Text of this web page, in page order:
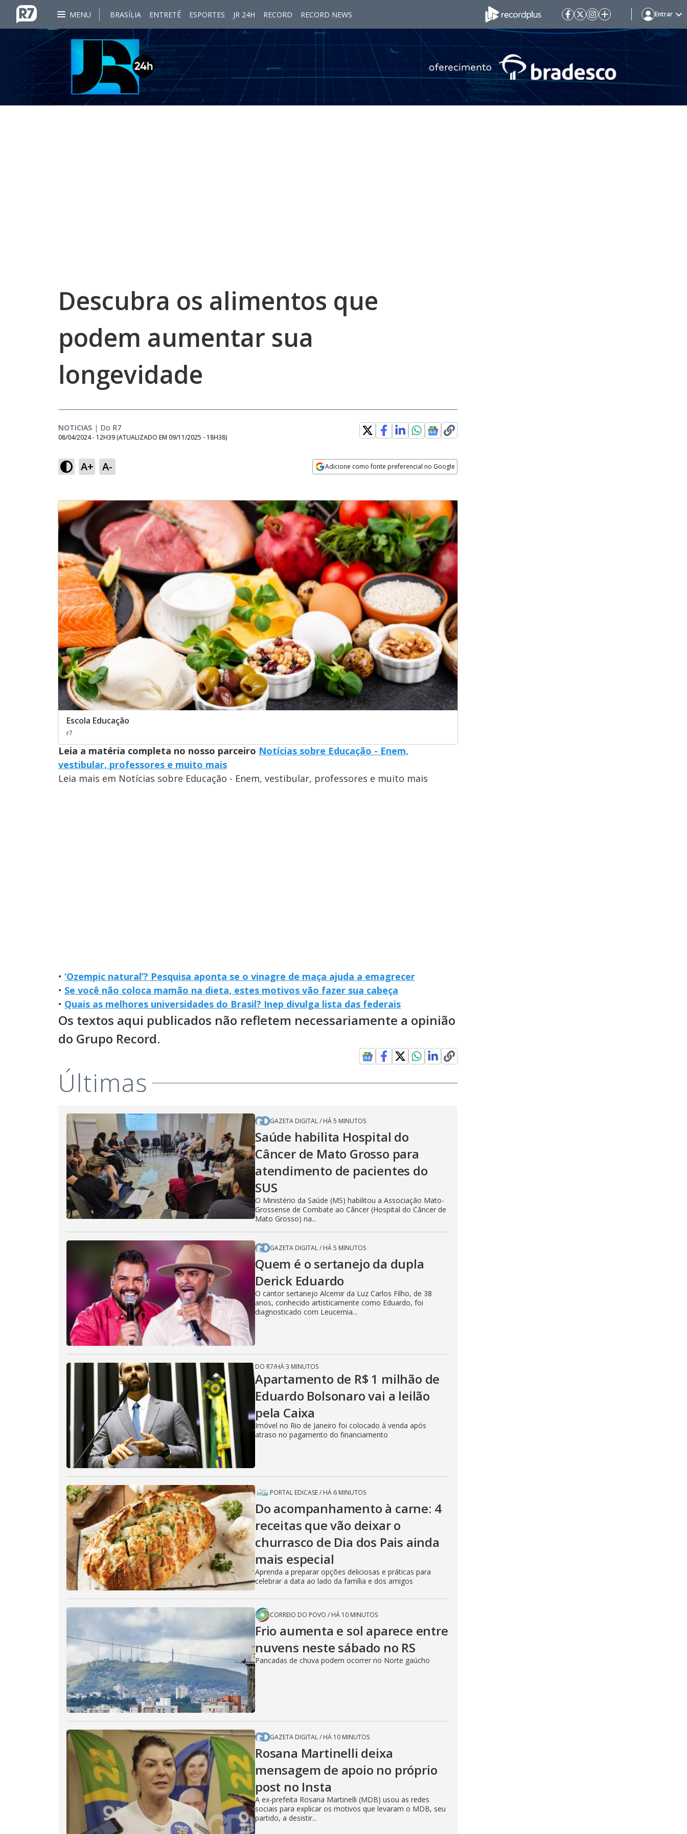
MENU BRASÍLIA ENTRETÊ ESPORTES JR 24H RECORD RECORD NEWS Entrar
Descubra os alimentos que
podem aumentar sua
longevidade
NOTICIAS | Do R7
08/04/2024 - 12H39 (ATUALIZADO EM 09/11/2025 - 18H38)
A+ A- Adicione como fonte preferencial no Google
Escola Educação
r7
Leia a matéria completa no nosso parceiro Notícias sobre Educação - Enem,
vestibular, professores e muito mais
Leia mais em Notícias sobre Educação - Enem, vestibular, professores e muito mais
• ‘Ozempic natural’? Pesquisa aponta se o vinagre de maça ajuda a emagrecer
• Se você não coloca mamão na dieta, estes motivos vão fazer sua cabeça
• Quais as melhores universidades do Brasil? Inep divulga lista das federais
Os textos aqui publicados não refletem necessariamente a opinião
do Grupo Record.
Últimas
GAZETA DIGITAL/ HÁ 5 MINUTOS
Saúde habilita Hospital do
Câncer de Mato Grosso para
atendimento de pacientes do
SUS
O Ministério da Saúde (MS) habilitou a Associação Mato-
Grossense de Combate ao Câncer (Hospital do Câncer de
Mato Grosso) na...
GAZETA DIGITAL/ HÁ 5 MINUTOS
Quem é o sertanejo da dupla
Derick Eduardo
O cantor sertanejo Alcemir da Luz Carlos Filho, de 38
anos, conhecido artisticamente como Eduardo, foi
diagnosticado com Leucemia...
DO R7/HÁ 3 MINUTOS
Apartamento de R$ 1 milhão de
Eduardo Bolsonaro vai a leilão
pela Caixa
Imóvel no Rio de Janeiro foi colocado à venda após
atraso no pagamento do financiamento
PORTAL EDICASE/ HÁ 6 MINUTOS
Do acompanhamento à carne: 4
receitas que vão deixar o
churrasco de Dia dos Pais ainda
mais especial
Aprenda a preparar opções deliciosas e práticas para
celebrar a data ao lado da família e dos amigos
CORREIO DO POVO / HÁ 10 MINUTOS
Frio aumenta e sol aparece entre
nuvens neste sábado no RS
Pancadas de chuva podem ocorrer no Norte gaúcho
GAZETA DIGITAL/ HÁ 10 MINUTOS
Rosana Martinelli deixa
mensagem de apoio no próprio
post no Insta
A ex-prefeita Rosana Martinelli (MDB) usou as redes
sociais para explicar os motivos que levaram o MDB, seu
partido, a desistir...